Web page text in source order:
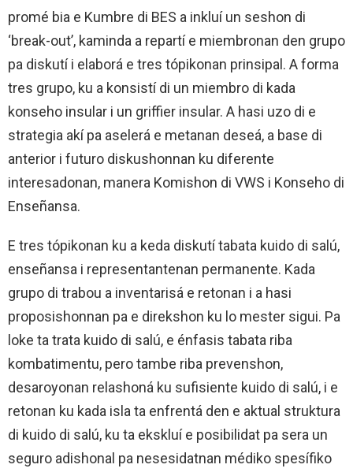
promé bia e Kumbre di BES a inkluí un seshon di
‘break-out’, kaminda a repartí e miembronan den grupo
pa diskutí i elaborá e tres tópikonan prinsipal. A forma
tres grupo, ku a konsistí di un miembro di kada
konseho insular i un griffier insular. A hasi uzo di e
strategia akí pa aselerá e metanan deseá, a base di
anterior i futuro diskushonnan ku diferente
interesadonan, manera Komishon di VWS i Konseho di
Enseñansa.
E tres tópikonan ku a keda diskutí tabata kuido di salú,
enseñansa i representantenan permanente. Kada
grupo di trabou a inventarisá e retonan i a hasi
proposishonnan pa e direkshon ku lo mester sigui. Pa
loke ta trata kuido di salú, e énfasis tabata riba
kombatimentu, pero tambe riba prevenshon,
desaroyonan relashoná ku sufisiente kuido di salú, i e
retonan ku kada isla ta enfrentá den e aktual struktura
di kuido di salú, ku ta ekskluí e posibilidat pa sera un
seguro adishonal pa nesesidatnan médiko spesífiko